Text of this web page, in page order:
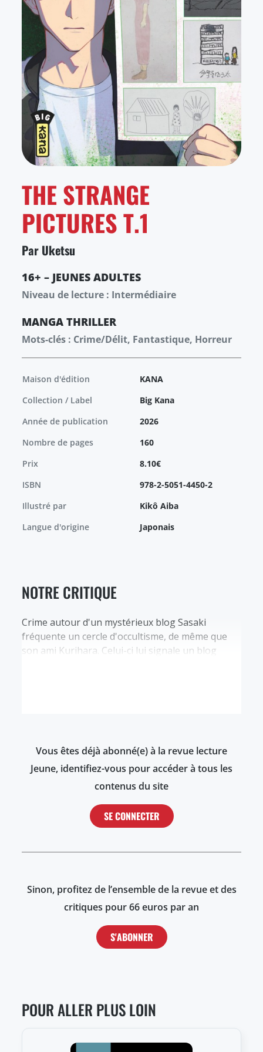
THE STRANGE
PICTURES T.1
Par Uketsu
16+ – JEUNES ADULTES
Niveau de lecture : Intermédiaire
MANGA THRILLER
Mots-clés : Crime/Délit, Fantastique, Horreur
Maison d'édition
KANA
Collection / Label
Big Kana
Année de publication
2026
Nombre de pages
160
Prix
8.10€
ISBN
978-2-5051-4450-2
Illustré par
Kikô Aiba
Langue d'origine
Japonais
NOTRE CRITIQUE
Crime autour d'un mystérieux blog Sasaki
fréquente un cercle d'occultisme, de même que
son ami Kurihara. Celui-ci lui signale un blog
Vous êtes déjà abonné(e) à la revue lecture
Jeune, identifiez-vous pour accéder à tous les
contenus du site
SE CONNECTER
Sinon, profitez de l’ensemble de la revue et des
critiques pour 66 euros par an
S'ABONNER
POUR ALLER PLUS LOIN